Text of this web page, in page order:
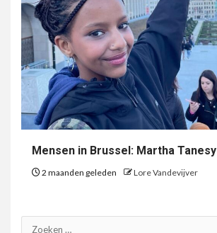
Mensen in Brussel: Martha Tanesy
2 maanden geleden Lore Vandevijver
Zoeken